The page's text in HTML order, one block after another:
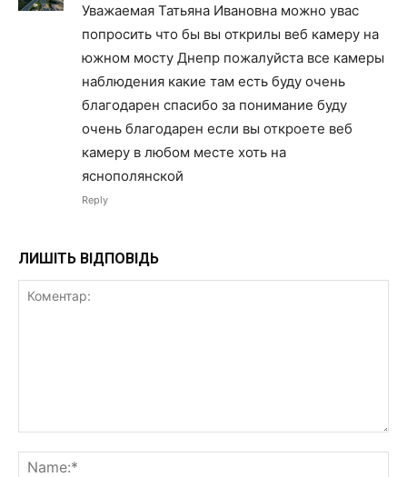
Уважаемая Татьяна Ивановна можно увас
попросить что бы вы открилы веб камеру на
южном мосту Днепр пожалуйста все камеры
наблюдения какие там есть буду очень
благодарен спасибо за понимание буду
очень благодарен если вы откроете веб
камеру в любом месте хоть на
яснополянской
Reply
ЛИШІТЬ ВІДПОВІДЬ